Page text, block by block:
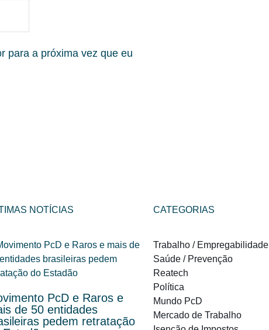
para a próxima vez que eu
NOTÍCIAS
PcD e Raros e
de 50 entidades
pedem retratação
CATEGORIAS
Trabalho / Empregabilidade
Saúde / Prevenção
Reatech
Política
Mundo PcD
Mercado de Trabalho